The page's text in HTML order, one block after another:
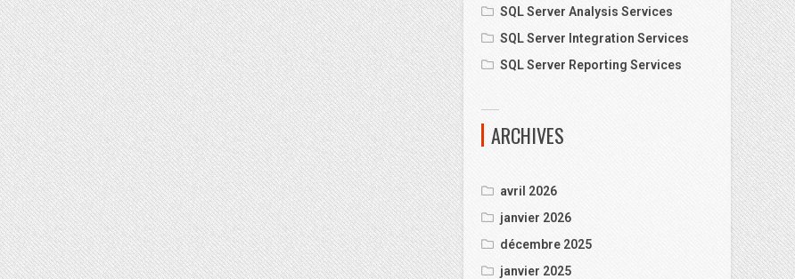
SQL Server Analysis Services
SQL Server Integration Services
SQL Server Reporting Services
ARCHIVES
avril 2026
janvier 2026
décembre 2025
janvier 2025